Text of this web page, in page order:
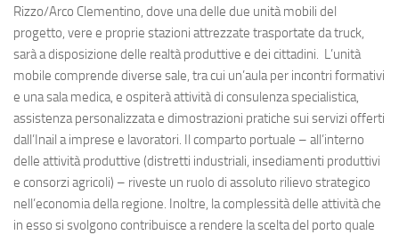
Rizzo/Arco Clementino, dove una delle due unità mobili del
progetto, vere e proprie stazioni attrezzate trasportate da truck,
sarà a disposizione delle realtà produttive e dei cittadini. L’unità
mobile comprende diverse sale, tra cui un’aula per incontri formativi
e una sala medica, e ospiterà attività di consulenza specialistica,
assistenza personalizzata e dimostrazioni pratiche sui servizi offerti
dall’Inail a imprese e lavoratori. Il comparto portuale – all’interno
delle attività produttive (distretti industriali, insediamenti produttivi
e consorzi agricoli) – riveste un ruolo di assoluto rilievo strategico
nell’economia della regione. Inoltre, la complessità delle attività che
in esso si svolgono contribuisce a rendere la scelta del porto quale